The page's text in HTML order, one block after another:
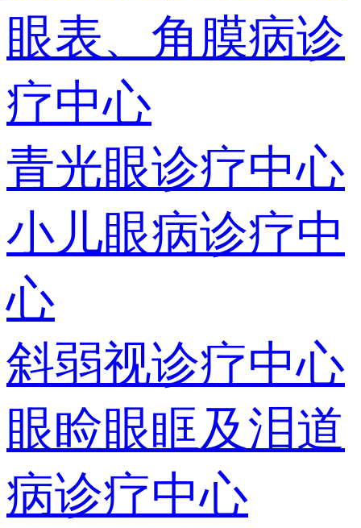
眼表、角膜病诊
疗中心
青光眼诊疗中心
小儿眼病诊疗中
心
斜弱视诊疗中心
眼睑眼眶及泪道
病诊疗中心